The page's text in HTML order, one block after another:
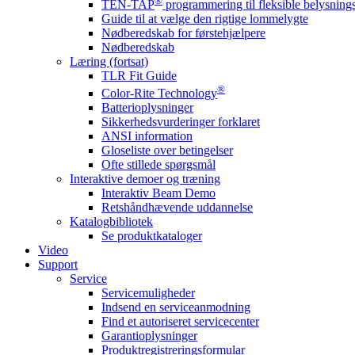
TEN-TAP
programmering til fleksible
Guide til at vælge den rigtige lommelygte
Nødberedskab for førstehjælpere
Nødberedskab
Læring (fortsat)
TLR Fit Guide
Color-Rite Technology®
Batterioplysninger
Sikkerhedsvurderinger forklaret
ANSI information
Gloseliste over betingelser
Ofte stillede spørgsmål
Interaktive demoer og træning
Interaktiv Beam Demo
Retshåndhævende uddannelse
Katalogbibliotek
Se produktkataloger
Video
Support
Service
Servicemuligheder
Indsend en serviceanmodning
Find et autoriseret servicecenter
Garantioplysninger
Produktregistreringsformular